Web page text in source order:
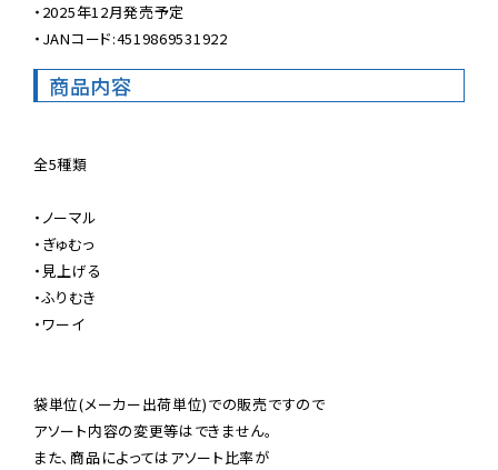
・2025年12月発売予定
・JANコード:4519869531922
商品内容
全5種類
・ノーマル
・ぎゅむっ
・見上げる
・ふりむき
・ワーイ
袋単位(メーカー出荷単位)での販売ですので
アソート内容の変更等はできません。
また、商品によってはアソート比率が